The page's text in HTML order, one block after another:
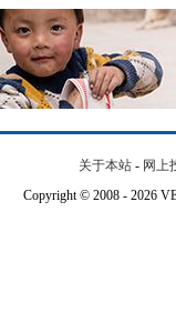
关于本站 - 网上
Copyright © 2008 - 2026